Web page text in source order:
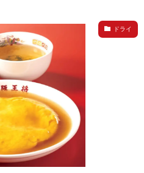
ドライ